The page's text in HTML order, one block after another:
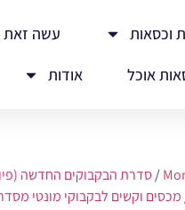
וכסאות עשה
אוכל אודות
/סדרת הבקבוקים החדשה
מכסים וקשים לבקבוקי מונטי